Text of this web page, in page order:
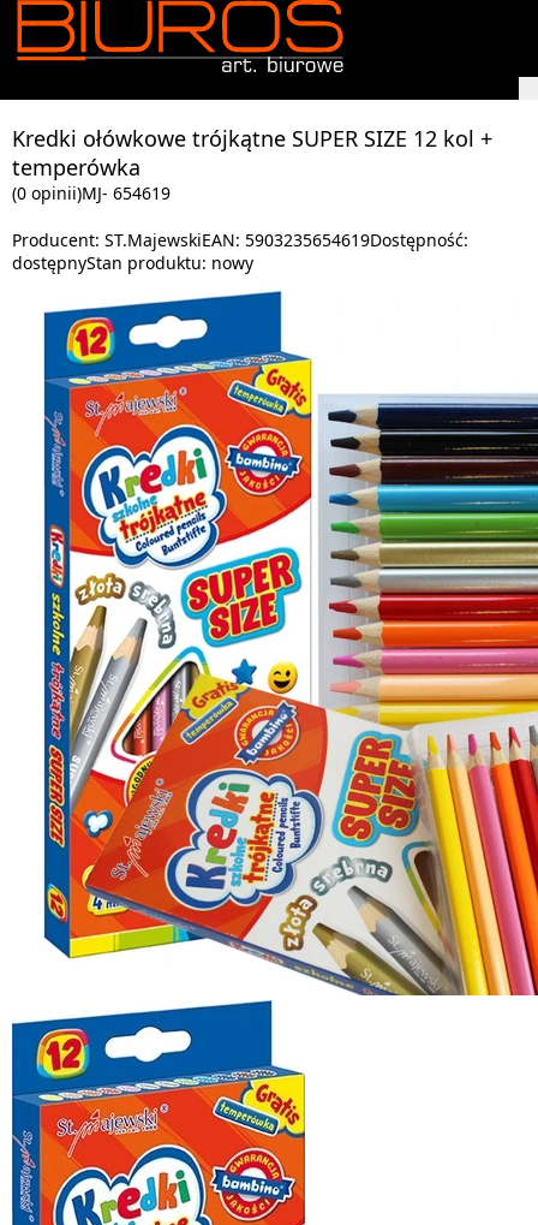
Kredki ołówkowe trójkątne SUPER SIZE 12 kol +
temperówka
(0 opinii)MJ- 654619
Producent: ST.MajewskiEAN: 5903235654619Dostępność:
dostępnyStan produktu: nowy